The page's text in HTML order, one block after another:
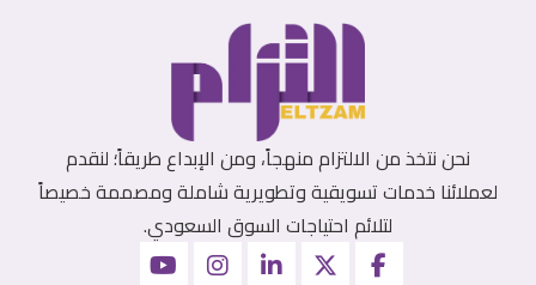
نحن نتخذ من الالتزام منهجاً، ومن الإبداع طريقاً؛ لنقدم
لعملائنا خدمات تسويقية وتطويرية شاملة ومصممة خصيصاً
لتلائم احتياجات السوق السعودي.